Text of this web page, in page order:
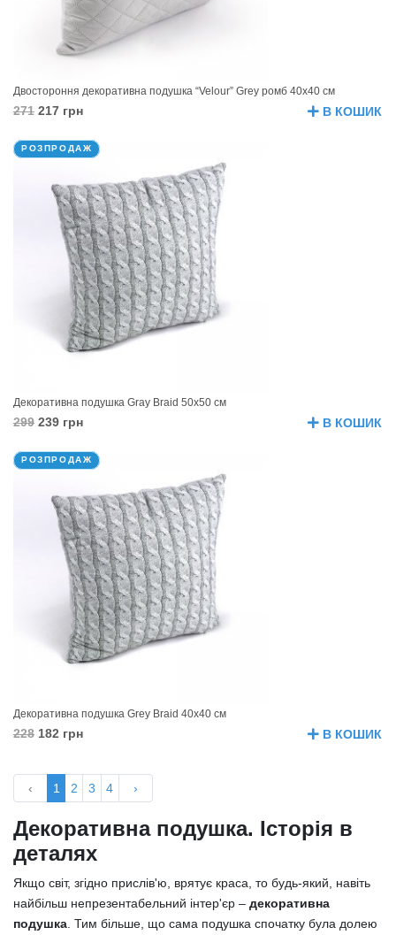
Двостороння декоративна подушка “Velour” Grey ромб 40х40 см
271 217 грн В КОШИК
РОЗПРОДАЖ
Декоративна подушка Gray Braid 50х50 см
299 239 грн В КОШИК
РОЗПРОДАЖ
Декоративна подушка Grey Braid 40х40 см
228 182 грн В КОШИК
‹ 1 2 3 4 ›
Декоративна подушка. Історія в
деталях
Якщо світ, згідно прислів'ю, врятує краса, то будь-який, навіть
найбільш непрезентабельний інтер'єр – декоративна
подушка . Тим більше, що сама подушка спочатку була долею